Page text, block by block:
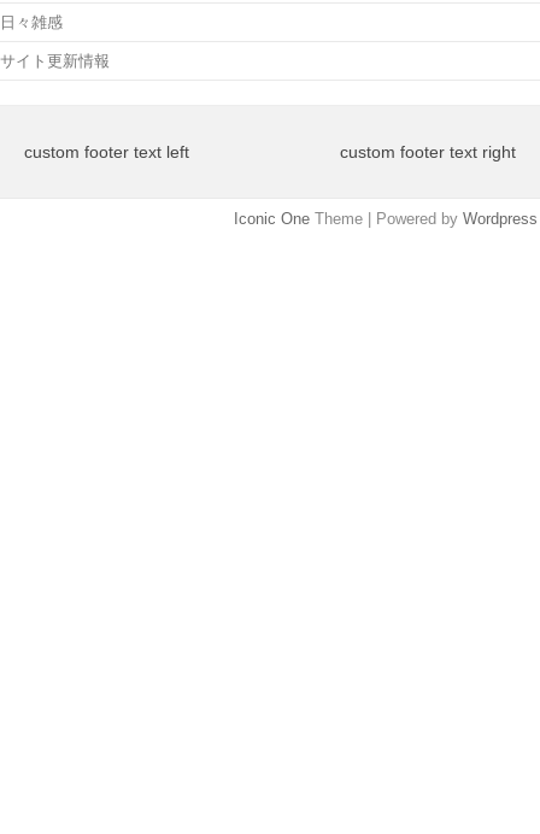
日々雑感
サイト更新情報
custom footer text left custom footer text right
Iconic One Theme | Powered by Wordpress